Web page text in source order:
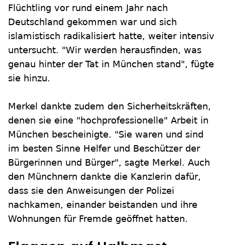
Flüchtling vor rund einem Jahr nach
Deutschland gekommen war und sich
islamistisch radikalisiert hatte, weiter intensiv
untersucht. "Wir werden herausfinden, was
genau hinter der Tat in München stand", fügte
sie hinzu.
Merkel dankte zudem den Sicherheitskräften,
denen sie eine "hochprofessionelle" Arbeit in
München bescheinigte. "Sie waren und sind
im besten Sinne Helfer und Beschützer der
Bürgerinnen und Bürger", sagte Merkel. Auch
den Münchnern dankte die Kanzlerin dafür,
dass sie den Anweisungen der Polizei
nachkamen, einander beistanden und ihre
Wohnungen für Fremde geöffnet hatten.